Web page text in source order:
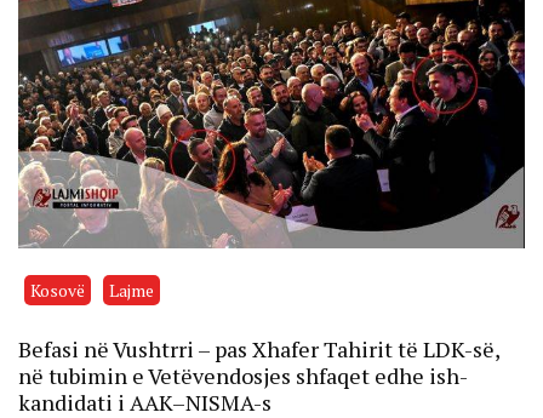
Kosovë Lajme
Befasi në Vushtrri – pas Xhafer Tahirit të LDK-së,
në tubimin e Vetëvendosjes shfaqet edhe ish-
kandidati i AAK–NISMA-s